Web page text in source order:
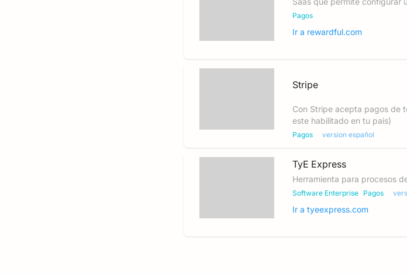
Pagos
Ir a rewardful.com
Stripe
Con Stripe acepta pagos de
este habilitado en tu pais)
Pagos version español
TyE Express
Herramienta para procesos
Software Enterprise Pagos
Ir a tyeexpress.com